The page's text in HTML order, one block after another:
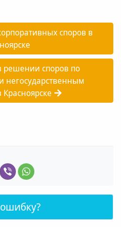
споров в
споров по
негосударственным
Красноярске